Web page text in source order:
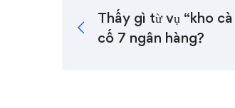
Thấy gì từ vụ “kho
cố 7 ngân hàng?